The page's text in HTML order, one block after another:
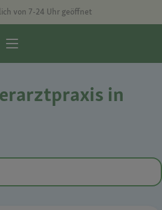
von 7-24 Uhr geöffnet
in